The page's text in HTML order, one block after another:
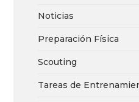
Noticias
Preparación Física
Scouting
Tareas de